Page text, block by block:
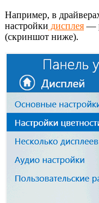
Например, в
настройки дисплея —
(скриншот ниже).